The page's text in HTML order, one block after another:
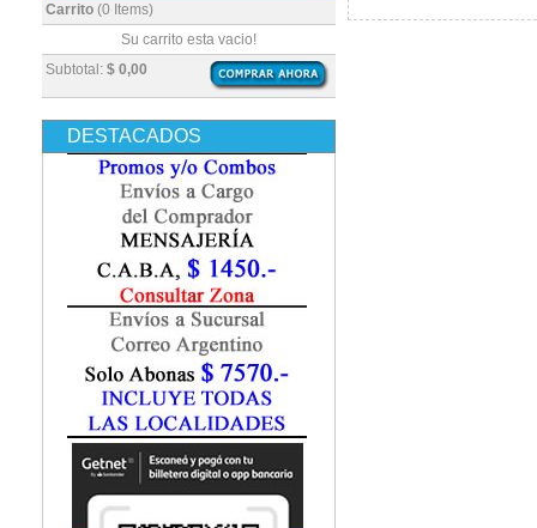
Carrito (0 Items)
Subtotal: $ 0,00
Su carrito esta vacio!
DESTACADOS